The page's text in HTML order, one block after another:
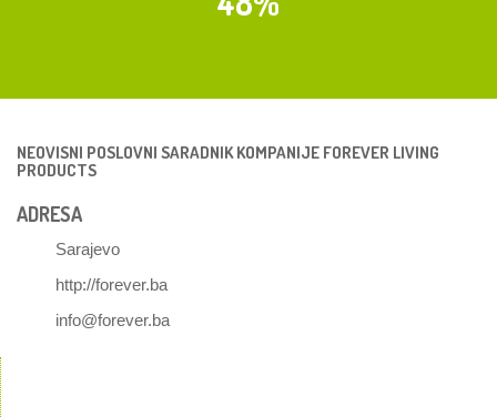
NEOVISNI POSLOVNI SARADNIK KOMPANIJE FOREVER LIVING
PRODUCTS
ADRESA
Sarajevo
http://forever.ba
info@forever.ba